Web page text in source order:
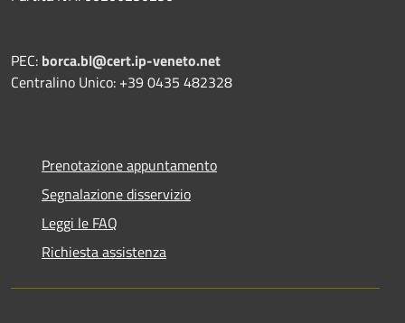
PEC: borca.bl@cert.ip-veneto.net
Centralino Unico: +39 0435 482328
Prenotazione appuntamento
Segnalazione disservizio
Leggi le FAQ
Richiesta assistenza